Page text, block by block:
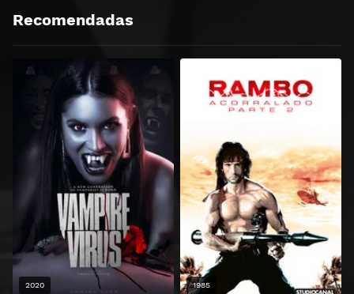
Recomendadas
2020 1985